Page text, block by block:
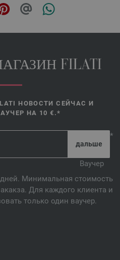
FILATI
НОВОСТИ СЕЙЧАС И
НА 10 €.*
*
Ваучер
Минимальная стоимость
Для каждого клиента и
только один ваучер.